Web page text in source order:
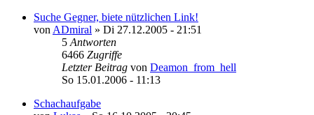
Suche Gegner, biete nützlichen Link!
von ADmiral » Di 27.12.2005 - 21:51
5 Antworten
6466 Zugriffe
Letzter Beitrag von Deamon_from_hell
So 15.01.2006 - 11:13
Schachaufgabe